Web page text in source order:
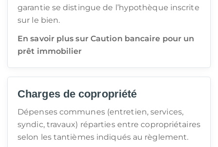
garantie se distingue de l’hypothèque inscrite
sur le bien.
En savoir plus sur Caution bancaire pour un
prêt immobilier
Charges de copropriété
Dépenses communes (entretien, services,
syndic, travaux) réparties entre copropriétaires
selon les tantièmes indiqués au règlement.